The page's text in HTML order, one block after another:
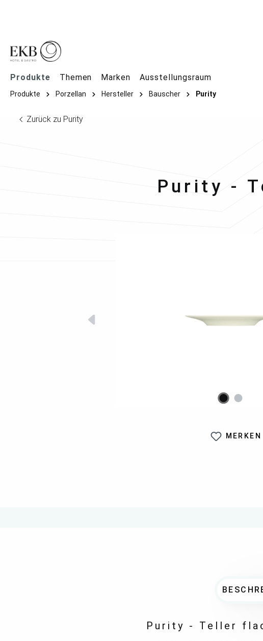
Produkte Themen Marken Ausstellungsraum
Produkte Porzellan Hersteller Bauscher Purity
Zurück zu Purity
Bauscher
Purity -
MERKEN
Purity - Teller